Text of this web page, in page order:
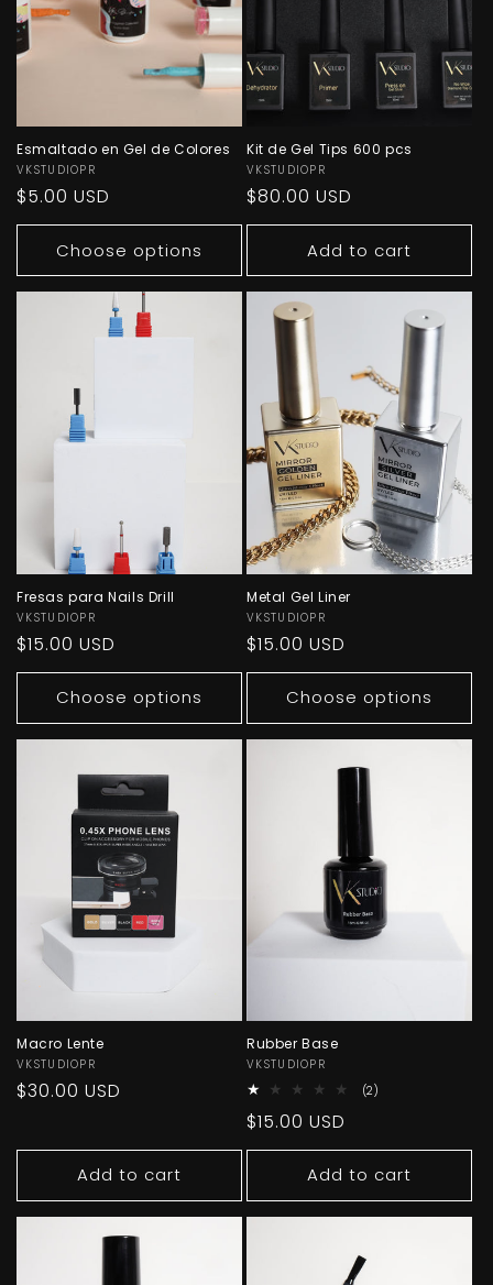
Esmaltado en Gel de Colores
Vendor:
VKSTUDIOPR
Regular
price
$5.00 USD
Choose options
Kit de Gel Tips 600 pcs
Vendor:
VKSTUDIOPR
Regular
price
$80.00 USD
Add to cart
Fresas para Nails Drill
Vendor:
VKSTUDIOPR
Regular
price
$15.00 USD
Choose options
Metal Gel Liner
Vendor:
VKSTUDIOPR
Regular
price
$15.00 USD
Choose options
Macro Lente
Vendor:
VKSTUDIOPR
Regular
$30.00 USD
Add to cart
Rubber Base
Vendor:
VKSTUDIOPR
(2)
Regular
price
$15.00 USD
Add to cart